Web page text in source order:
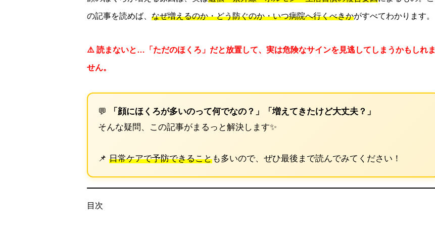
の記事を読めば、 なぜ増えるのか・どう防ぐのか・いつ病院へ行くべきかがすべてわかります。
⚠️ 読まないと…「ただのほくろ」だと放置して、実は危険なサインを見逃してしまうかもしれま
せん。
💬
「顔にほくろが多いのって何でなの？」「増えてきたけど大丈夫？」
そんな疑問、この記事がまるっと解決します✨
📌 日常ケアで予防できることも多いので、ぜひ最後まで読んでみてください！
目次